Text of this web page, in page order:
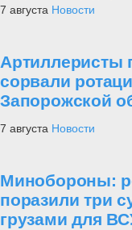
7 августа Новости
Артиллеристы
сорвали
Запорожской
7 августа Новости
Минобороны:
поразили три
грузами для